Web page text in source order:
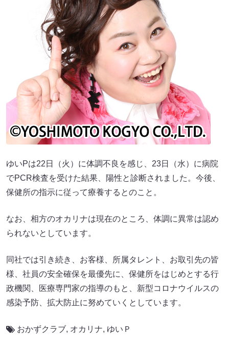
ゆいPは22日（火）に体調不良を感じ、23日（水）に病院
でPCR検査を受けた結果、陽性と診断されました。今後、
保健所の指示に従って療養するとのこと。
なお、相方のオカリナは現在のところ、体調に異常は認め
られないとしています。
同社では引き続き、お客様、所属タレント、お取引先の皆
様、社員の安全確保を最優先に、保健所をはじめとする行
政機関、医療専門家の指導のもと、新型コロナウイルスの
感染予防、拡大防止に努めていくとしています。
おかずクラブ, オカリナ, ゆいＰ